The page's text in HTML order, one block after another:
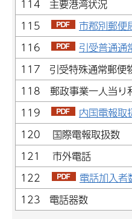
114 主要港湾状況
115
市郡別郵便
116
引受普通通
117 引受特殊通常郵便
118 郵政事業一人当り
119
内国電報取
120 国際電報取扱数
121 市外電話
122
電話加入者
123 電話器数